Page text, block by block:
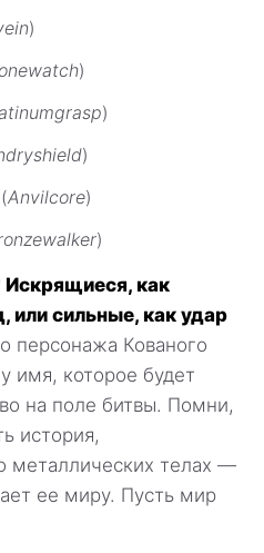
)
)
)
)
(Anvilcore)
)
Искрящиеся, как
или сильные, как удар
персонажа Кованого
имя, которое будет
на поле битвы. Помни,
история,
металлических телах —
ее миру. Пусть мир